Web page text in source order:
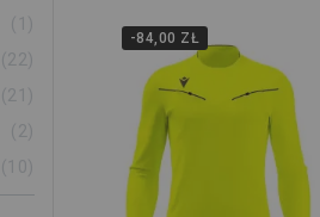
22
21
2
10
-84,00 ZŁ